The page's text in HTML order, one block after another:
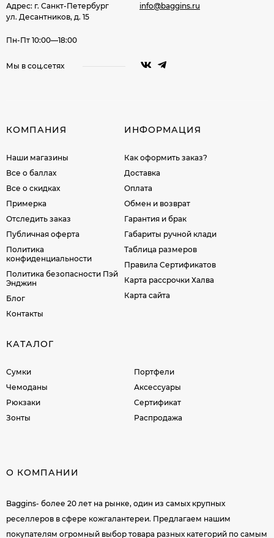
Адрес: г. Санкт-Петербург
ул. Десантников, д. 15
info@baggins.ru
Пн-Пт 10:00—18:00
Мы в соц.сетях
КОМПАНИЯ
Наши магазины
Все о баллах
Все о скидках
Примерка
Отследить заказ
Публичная оферта
Политика
конфиденциальности
Политика безопасности Пэй
Энджин
Блог
Контакты
ИНФОРМАЦИЯ
Как оформить заказ?
Доставка
Оплата
Обмен и возврат
Гарантия и брак
Габариты ручной клади
Таблица размеров
Правила Сертификатов
Карта рассрочки Халва
Карта сайта
КАТАЛОГ
Сумки
Чемоданы
Рюкзаки
Зонты
Портфели
Аксессуары
Сертификат
Распродажа
О КОМПАНИИ
Baggins- более 20 лет на рынке, один из самых крупных
реселлеров в сфере кожгалантереи. Предлагаем нашим
покупателям огромный выбор товара разных категорий по самым